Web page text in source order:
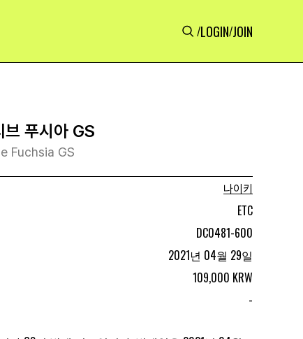
/LOGIN/JOIN
브 푸시아 GS
Fuchsia GS
나이키
ETC
DC0481-600
2021년 04월 29일
109,000 KRW
-